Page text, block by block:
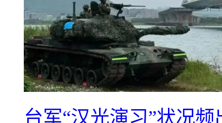
台军“汉光演习”状况